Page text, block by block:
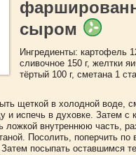
сыром
Ингредиенты: картофель
сливочное 150 г, желтки
тёртый 100 г, сметана 1
щеткой в холодной воде,
и испечь в духовке. Затем с
ложкой внутреннюю часть,
Посолить, поперчить по
посыпать оставшимся